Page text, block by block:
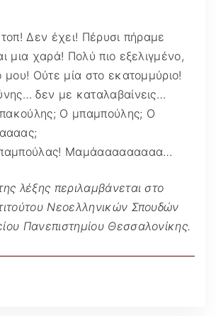
Δεν έχει! Πέρυσι πήραμε
μια χαρά! Πολύ πιο εξελιγμένο,
μου! Ούτε μία στο εκατομμύριο!
δεν με καταλαβαίνεις…
Ο μπαμπούλης; Ο
Μαμάααααααααα…
λέξης περιλαμβάνεται στο
Νεοελληνικών Σπουδών
Πανεπιστημίου Θεσσαλονίκης.